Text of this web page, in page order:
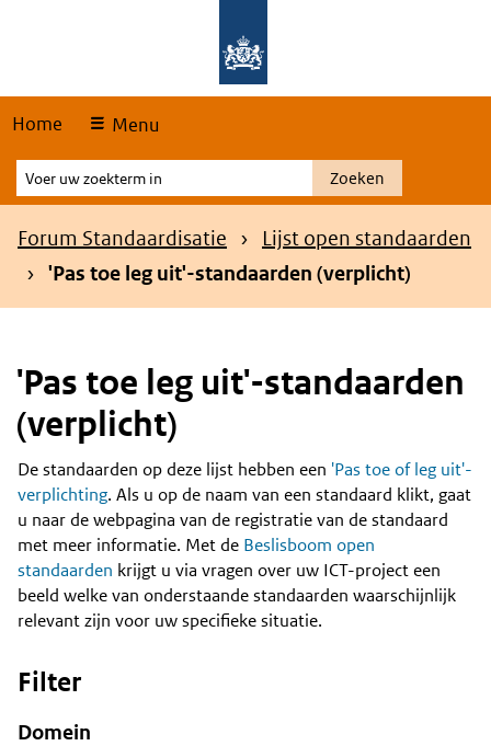
Home Menu
Voer
uw
zoekterm
Zoeken
Kruimelpad
Forum Standaardisatie
Lijst open standaarden
'Pas toe leg uit'-standaarden (verplicht)
'Pas toe leg uit'-standaarden
(verplicht)
Content
De standaarden op deze lijst hebben een 'Pas toe of leg uit'-
verplichting. Als u op de naam van een standaard klikt, gaat
u naar de webpagina van de registratie van de standaard
met meer informatie. Met de Beslisboom open
standaarden krijgt u via vragen over uw ICT-project een
beeld welke van onderstaande standaarden waarschijnlijk
relevant zijn voor uw specifieke situatie.
Filter
Domein